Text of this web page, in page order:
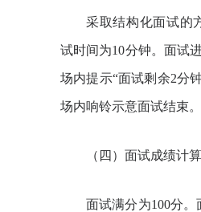
采取结构化面试的
试时间为10分钟。面试
场内提示“面试剩余2分
场内响铃示意面试结束。
（四）面试成绩计算
面试满分为100分。